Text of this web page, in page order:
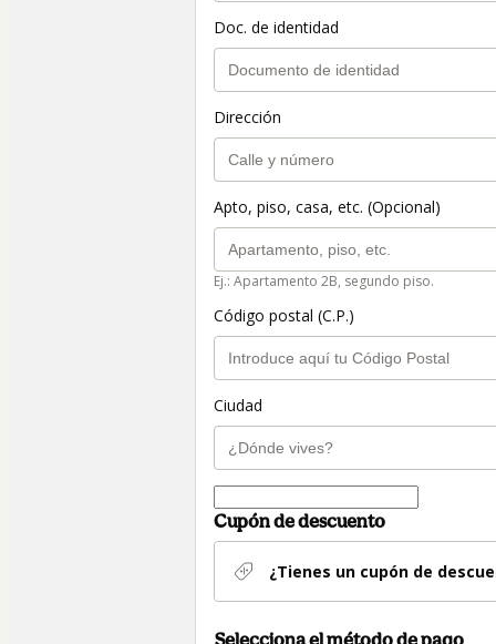
Doc. de identidad
Dirección
Apto, piso, casa, etc. (Opcional)
Ej.: Apartamento 2B, segundo piso.
Código postal (C.P.)
Ciudad
Cupón de descuento
¿Tienes un cupón de
Selecciona el método de pago